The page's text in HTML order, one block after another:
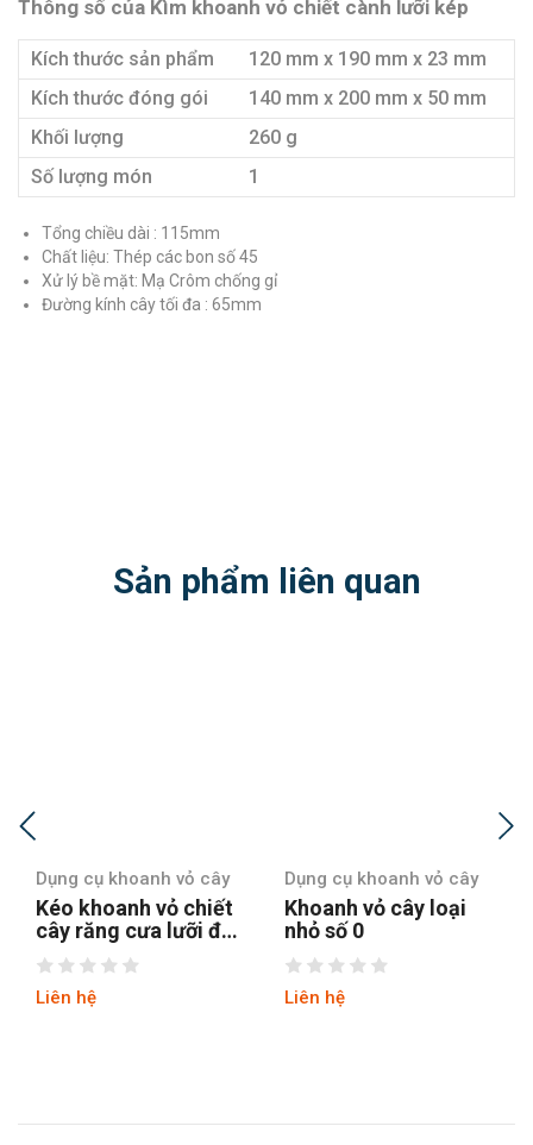
Thông số của Kìm khoanh vỏ chiết cành lưỡi kép
Kích thước sản phẩm
120 mm x 190 mm x 23 mm
Kích thước đóng gói
140 mm x 200 mm x 50 mm
Khối lượng
260 g
Số lượng món
1
Tổng chiều dài : 115mm
Chất liệu: Thép các bon số 45
Xử lý bề mặt: Mạ Crôm chống gỉ
Đường kính cây tối đa : 65mm
Sản phẩm liên quan
Dụng cụ khoanh vỏ cây
Khoanh vỏ cây loại
nhỏ số 0
Liên hệ
Dụng cụ khoanh vỏ cây
Khoanh vỏ cây loại
nhỏ số 3
Liên hệ